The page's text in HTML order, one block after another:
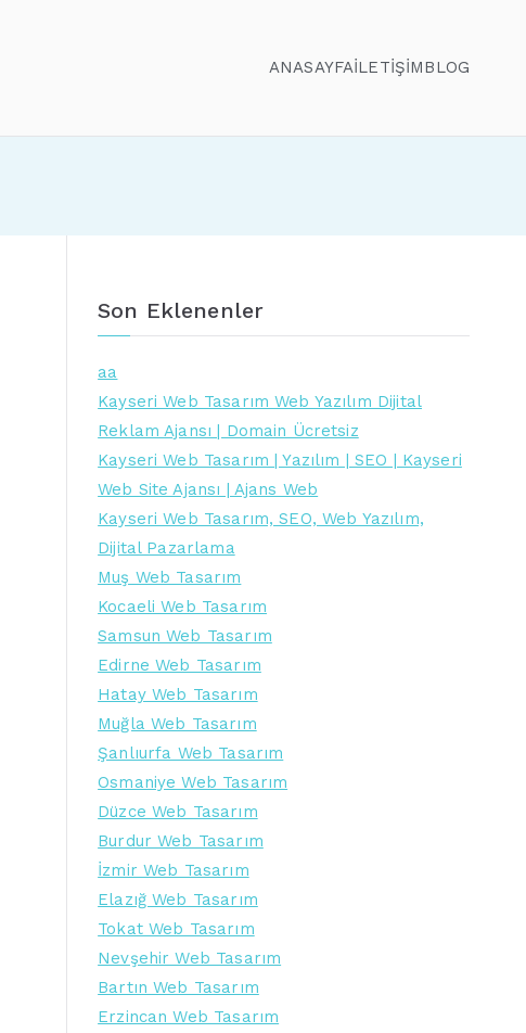
ANASAYFAİLETİŞİMBLOG
Son Eklenenler
aa
Kayseri Web Tasarım Web Yazılım Dijital
Reklam Ajansı | Domain Ücretsiz
Kayseri Web Tasarım | Yazılım | SEO | Kayseri
Web Site Ajansı | Ajans Web
Kayseri Web Tasarım, SEO, Web Yazılım,
Dijital Pazarlama
Muş Web Tasarım
Kocaeli Web Tasarım
Samsun Web Tasarım
Edirne Web Tasarım
Hatay Web Tasarım
Muğla Web Tasarım
Şanlıurfa Web Tasarım
Osmaniye Web Tasarım
Düzce Web Tasarım
Burdur Web Tasarım
İzmir Web Tasarım
Elazığ Web Tasarım
Tokat Web Tasarım
Nevşehir Web Tasarım
Bartın Web Tasarım
Erzincan Web Tasarım